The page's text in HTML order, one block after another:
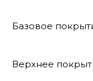
Базовое
Верхнее